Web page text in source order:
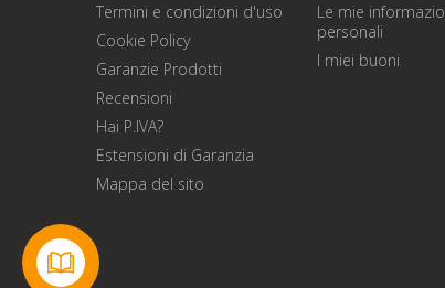
Termini e condizioni d'uso
Cookie Policy
Garanzie Prodotti
Recensioni
Hai P.IVA?
Estensioni di Garanzia
Mappa del sito
Le mie
personali
I miei buoni
Contattaci